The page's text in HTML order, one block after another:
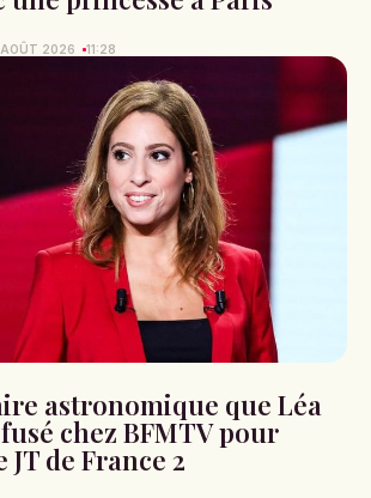
2026 11:28
astronomique que Léa
chez BFMTV pour
de France 2